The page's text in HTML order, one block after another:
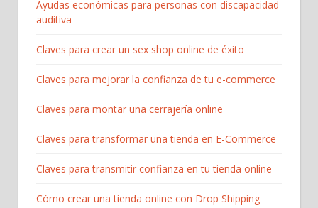
Ayudas económicas para personas con discapacidad
auditiva
Claves para crear un sex shop online de éxito
Claves para mejorar la confianza de tu e-commerce
Claves para montar una cerrajería online
Claves para transformar una tienda en E-Commerce
Claves para transmitir confianza en tu tienda online
Cómo crear una tienda online con Drop Shipping